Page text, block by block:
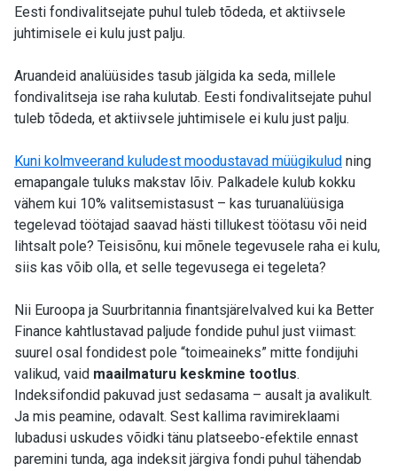
Eesti fondivalitsejate puhul tuleb tõdeda, et aktiivsele
juhtimisele ei kulu just palju.
Aruandeid analüüsides tasub jälgida ka seda, millele
fondivalitseja ise raha kulutab. Eesti fondivalitsejate puhul
tuleb tõdeda, et aktiivsele juhtimisele ei kulu just palju.
Kuni kolmveerand kuludest moodustavad müügikulud ning
emapangale tuluks makstav lõiv. Palkadele kulub kokku
vähem kui 10% valitsemistasust – kas turuanalüüsiga
tegelevad töötajad saavad hästi tillukest töötasu või neid
lihtsalt pole? Teisisõnu, kui mõnele tegevusele raha ei kulu,
siis kas võib olla, et selle tegevusega ei tegeleta?
Nii Euroopa ja Suurbritannia finantsjärelvalved kui ka Better
Finance kahtlustavad paljude fondide puhul just viimast:
suurel osal fondidest pole “toimeaineks” mitte fondijuhi
valikud, vaid maailmaturu keskmine tootlus.
Indeksifondid pakuvad just sedasama – ausalt ja avalikult.
Ja mis peamine, odavalt. Sest kallima ravimireklaami
lubadusi uskudes võidki tänu platseebo-efektile ennast
paremini tunda, aga indeksit järgiva fondi puhul tähendab